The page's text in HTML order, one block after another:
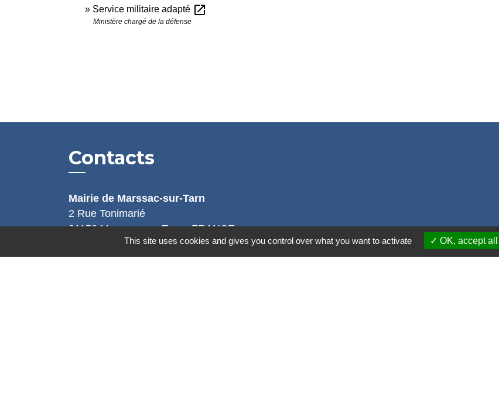
Service militaire adapté open_in_new
Ministère chargé de la défense
Contacts
Mairie de Marssac-sur-Tarn
2 Rue Tonimarié
81150 Marssac-sur-Tarn - FRANCE
+33 5 63 55 40 47
accueil@marssac-sur-tarn.fr
This site uses cookies and gives you control over what you want to activate OK, accept all